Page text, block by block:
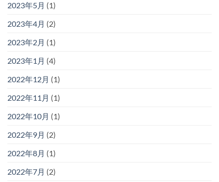
2023年5月 (1)
2023年4月 (2)
2023年2月 (1)
2023年1月 (4)
2022年12月 (1)
2022年11月 (1)
2022年10月 (1)
2022年9月 (2)
2022年8月 (1)
2022年7月 (2)